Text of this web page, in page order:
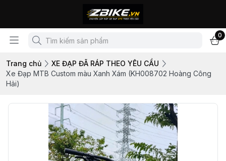
0
Trang chủ
XE ĐẠP ĐÃ RÁP THEO YÊU CẦU
Xe Đạp MTB Custom màu Xanh Xám (KH008702 Hoàng Công
Hải)